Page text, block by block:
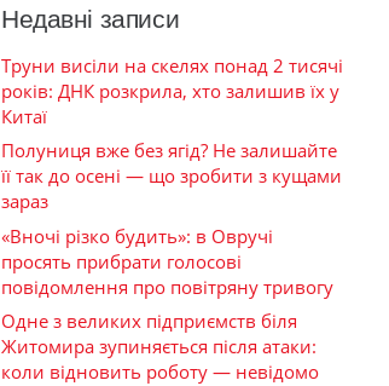
Недавні записи
Труни висіли на скелях понад 2 тисячі
років: ДНК розкрила, хто залишив їх у
Китаї
Полуниця вже без ягід? Не залишайте
її так до осені — що зробити з кущами
зараз
«Вночі різко будить»: в Овручі
просять прибрати голосові
повідомлення про повітряну тривогу
Одне з великих підприємств біля
Житомира зупиняється після атаки:
коли відновить роботу — невідомо